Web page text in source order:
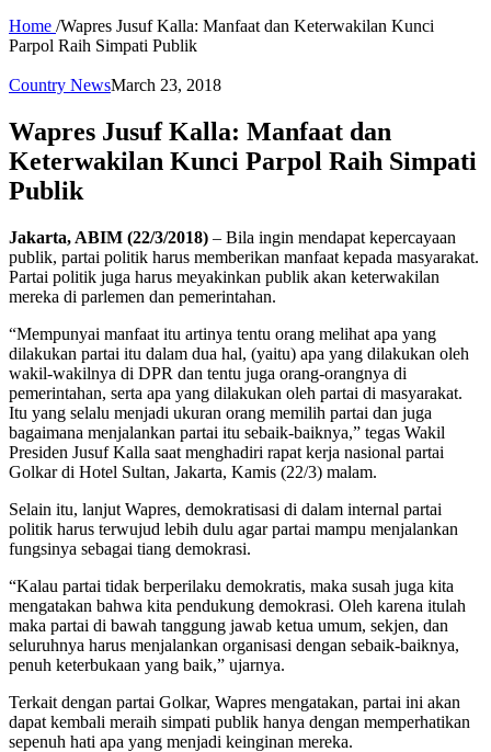
Home /Wapres Jusuf Kalla: Manfaat dan Keterwakilan Kunci
Parpol Raih Simpati Publik
Country NewsMarch 23, 2018
Wapres Jusuf Kalla: Manfaat dan
Keterwakilan Kunci Parpol Raih Simpati
Publik
Jakarta, ABIM (22/3/2018) – Bila ingin mendapat kepercayaan
publik, partai politik harus memberikan manfaat kepada masyarakat.
Partai politik juga harus meyakinkan publik akan keterwakilan
mereka di parlemen dan pemerintahan.
“Mempunyai manfaat itu artinya tentu orang melihat apa yang
dilakukan partai itu dalam dua hal, (yaitu) apa yang dilakukan oleh
wakil-wakilnya di DPR dan tentu juga orang-orangnya di
pemerintahan, serta apa yang dilakukan oleh partai di masyarakat.
Itu yang selalu menjadi ukuran orang memilih partai dan juga
bagaimana menjalankan partai itu sebaik-baiknya,” tegas Wakil
Presiden Jusuf Kalla saat menghadiri rapat kerja nasional partai
Golkar di Hotel Sultan, Jakarta, Kamis (22/3) malam.
Selain itu, lanjut Wapres, demokratisasi di dalam internal partai
politik harus terwujud lebih dulu agar partai mampu menjalankan
fungsinya sebagai tiang demokrasi.
“Kalau partai tidak berperilaku demokratis, maka susah juga kita
mengatakan bahwa kita pendukung demokrasi. Oleh karena itulah
maka partai di bawah tanggung jawab ketua umum, sekjen, dan
seluruhnya harus menjalankan organisasi dengan sebaik-baiknya,
penuh keterbukaan yang baik,” ujarnya.
Terkait dengan partai Golkar, Wapres mengatakan, partai ini akan
dapat kembali meraih simpati publik hanya dengan memperhatikan
sepenuh hati apa yang menjadi keinginan mereka.